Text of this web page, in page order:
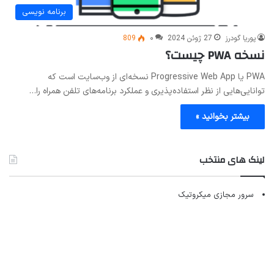
برنامه نویسی
پوریا گودرز 27 ژوئن 2024 ۰ 809
نسخه PWA چیست؟
PWA یا Progressive Web App نسخه‌ای از وب‌سایت است که
توانایی‌هایی از نظر استفاده‌پذیری و عملکرد برنامه‌های تلفن همراه را…
بیشتر بخوانید »
لینک های منتخب
سرور مجازی میکروتیک